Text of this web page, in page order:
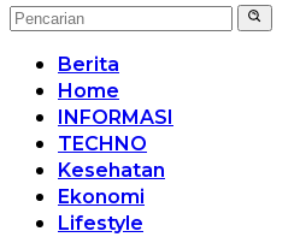
Berita
Home
INFORMASI
TECHNO
Kesehatan
Ekonomi
Lifestyle